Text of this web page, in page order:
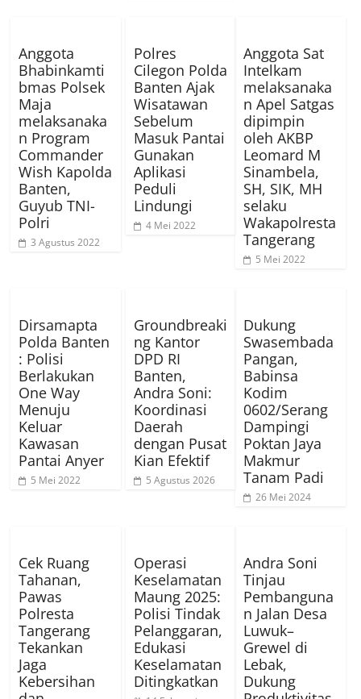
Anggota
Bhabinkamti
bmas Polsek
Maja
melaksanaka
n Program
Commander
Wish Kapolda
Banten,
Guyub TNI-
Polri
3 Agustus 2022
Polres
Cilegon Polda
Banten Ajak
Wisatawan
Sebelum
Masuk Pantai
Gunakan
Aplikasi
Peduli
Lindungi
4 Mei 2022
Anggota Sat
Intelkam
melaksanaka
n Apel Satgas
dipimpin
oleh AKBP
Leomard M
Sinambela,
SH, SIK, MH
selaku
Wakapolresta
Tangerang
5 Mei 2022
Dirsamapta
Polda Banten
: Polisi
Berlakukan
One Way
Menuju
Keluar
Kawasan
Pantai Anyer
5 Mei 2022
Groundbreaki
ng Kantor
DPD RI
Banten,
Andra Soni:
Koordinasi
Daerah
dengan Pusat
Kian Efektif
5 Agustus 2026
Dukung
Swasembada
Pangan,
Babinsa
Kodim
0602/Serang
Dampingi
Poktan Jaya
Makmur
Tanam Padi
26 Mei 2024
Cek Ruang
Tahanan,
Pawas
Polresta
Tangerang
Tekankan
Jaga
Kebersihan
Operasi
Keselamatan
Maung 2025:
Polisi Tindak
Pelanggaran,
Edukasi
Keselamatan
Ditingkatkan
Andra Soni
Tinjau
Pembanguna
n Jalan Desa
Luwuk–
Grewel di
Lebak,
Dukung